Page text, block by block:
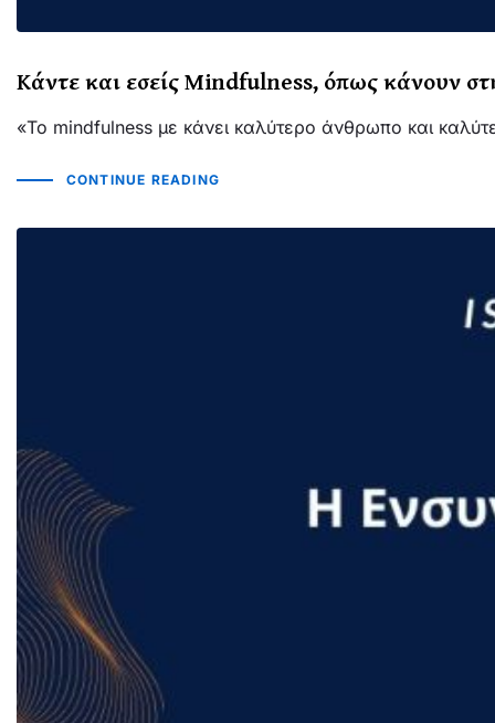
Κάντε και εσείς Mindfulness, όπως κάνουν
«Το mindfulness με κάνει καλύτερο άνθρωπο και
CONTINUE READING